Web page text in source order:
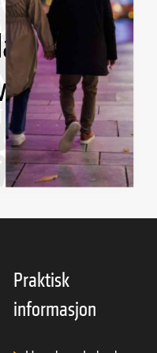
og
Praktisk
informasjon